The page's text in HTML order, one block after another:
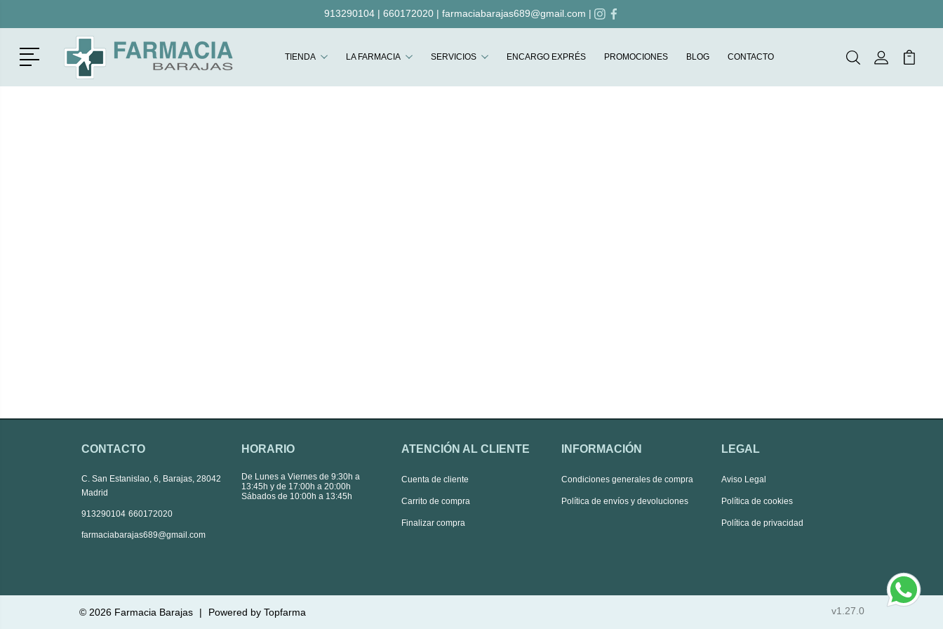
913290104| 660172020| farmaciabarajas689@gmail.com |
Menú TIENDA LA FARMACIA SERVICIOS ENCARGO EXPRÉS PROMOCIONES BLOG CONTACTO BuscarMi Cuenta
Mi
CONTACTO
C. San Estanislao, 6, Barajas, 28042
Madrid
913290104 660172020
farmaciabarajas689@gmail.com
HORARIO
De Lunes a Viernes de 9:30h a
13:45h y de 17:00h a 20:00h
Sábados de 10:00h a 13:45h
ATENCIÓN AL CLIENTE
Cuenta de cliente
Carrito de compra
Finalizar compra
INFORMACIÓN
Condiciones generales de compra
Política de envíos y devoluciones
LEGAL
Aviso Legal
Política de cookies
Política de privacidad
© 2026 Farmacia Barajas | Powered by Topfarma v1.27.0